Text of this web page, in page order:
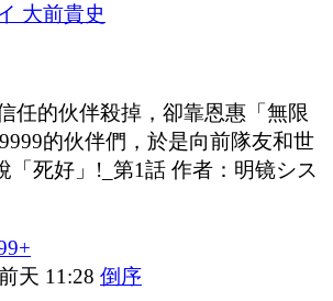
大前貴史
任的伙伴殺掉，卻靠恩惠「無限
的伙伴們，於是向前隊友和世
「死好」!_第1話 作者：明镜シス
天 11:28 倒序